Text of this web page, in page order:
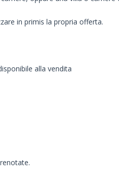
in primis la propria offerta.
alla vendita